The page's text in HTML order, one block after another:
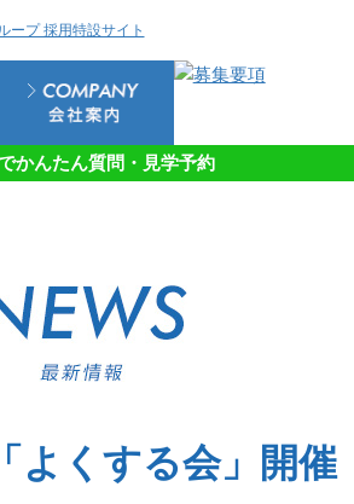
かんたん質問・見学予約
よくする会」開催